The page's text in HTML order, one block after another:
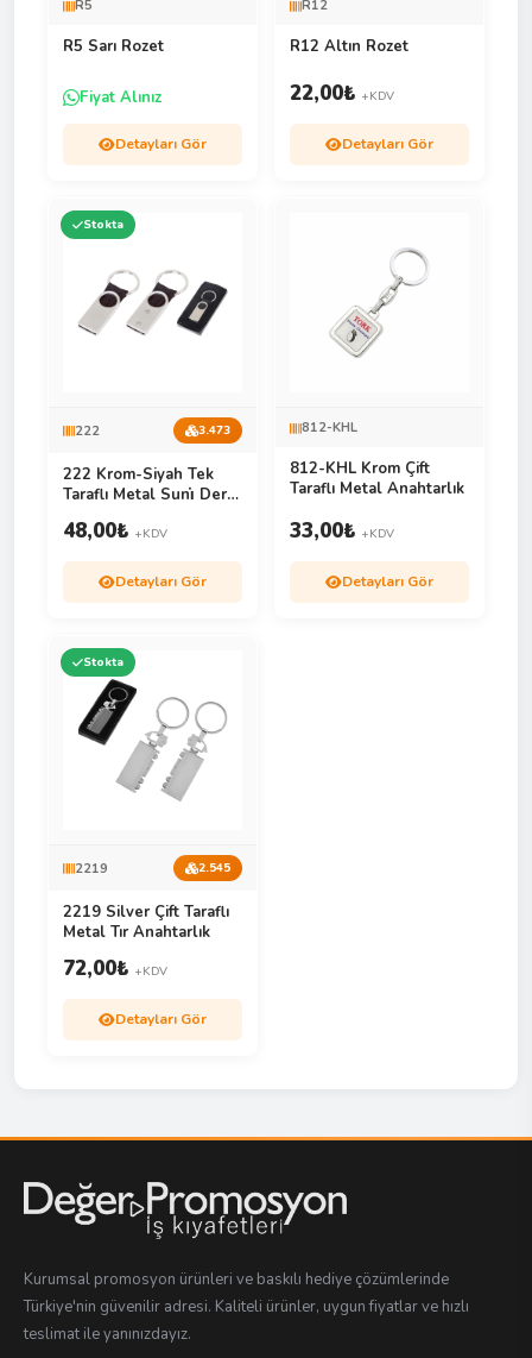
R5
R5 Sarı Rozet
Fiyat Alınız
Detayları Gör
R12
R12 Altın Rozet
22,00₺ +KDV
Detayları Gör
Stokta
222 3.473
222 Krom-Siyah Tek
Taraflı Metal Suni̇ Deri̇
48,00₺ +KDV
Detayları Gör
812-KHL
812-KHL Krom Çift
Taraflı Metal Anahtarlık
33,00₺ +KDV
Detayları Gör
Stokta
2219 2.545
2219 Silver Çift Taraflı
Metal Tır Anahtarlık
72,00₺ +KDV
Detayları Gör
Kurumsal promosyon ürünleri ve baskılı hediye çözümlerinde
Türkiye'nin güvenilir adresi. Kaliteli ürünler, uygun fiyatlar ve hızlı
teslimat ile yanınızdayız.